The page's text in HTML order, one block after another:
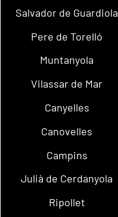
Salvador de Guardiola
Pere de Torelló
Muntanyola
Vilassar de Mar
Canyelles
Canovelles
Campins
Julià de Cerdanyola
Ripollet